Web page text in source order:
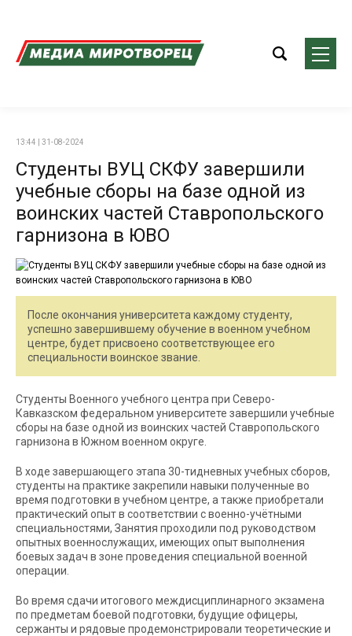
13:44 | 31-08-2024
Студенты ВУЦ СКФУ завершили
учебные сборы на базе одной из
воинских частей Ставропольского
гарнизона в ЮВО
После окончания университета каждому студенту,
успешно завершившему обучение в военном учебном
центре, будет присвоено соответствующее его
специальности воинское звание.
Студенты Военного учебного центра при Северо-
Кавказском федеральном университете завершили учебные
сборы на базе одной из воинских частей Ставропольского
гарнизона в Южном военном округе.
В ходе завершающего этапа 30-тидневных учебных сборов,
студенты на практике закрепили навыки полученные во
время подготовки в учебном центре, а также приобретали
практический опыт в соответствии с военно-учётными
специальностями, Занятия проходили под руководством
опытных военнослужащих, имеющих опыт выполнения
боевых задач в зоне проведения специальной военной
операции.
Во время сдачи итогового междисциплинарного экзамена
по предметам боевой подготовки, будущие офицеры,
сержанты и рядовые продемонстрировали теоретические и